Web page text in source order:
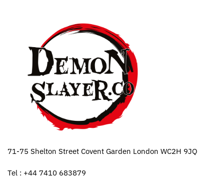
71-75 Shelton Street Covent Garden London WC2H 9JQ
Tel : +44 7410 683879